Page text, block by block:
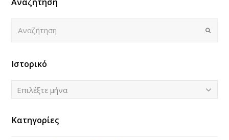
Submit
Ιστορικό
Ιστορικό
Επιλέξτε μήνα
Κατηγορίες